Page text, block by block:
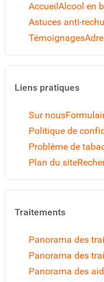
Accueil Alcool en
Astuces anti-
Témoignages
Liens pratiques
Sur nous
Politique de
Problème de
Plan du site
Traitements
Panorama des
Panorama des
Panorama des